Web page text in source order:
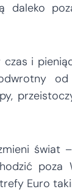
daleko
i
świat
Euro